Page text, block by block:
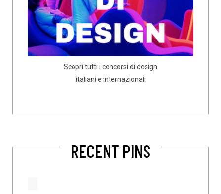
Scopri tutti i concorsi di design
italiani e internazionali
RECENT PINS